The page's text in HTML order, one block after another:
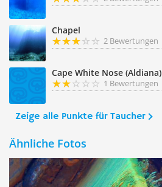
Chapel
2 Bewertungen
Cape White Nose (Aldiana)
1 Bewertungen
Zeige alle Punkte für Taucher
Ähnliche Fotos